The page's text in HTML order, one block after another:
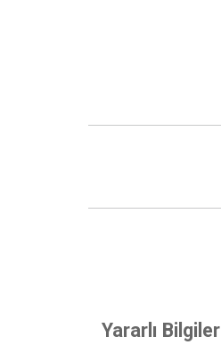
Yararlı Bilgiler